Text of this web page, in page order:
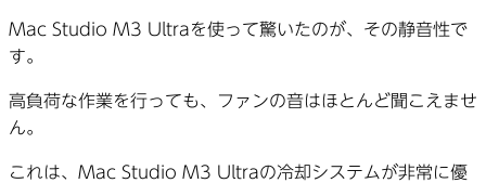
Mac Studio M3 Ultraを使って驚いたのが、その静音性で
す。
高負荷な作業を行っても、ファンの音はほとんど聞こえませ
ん。
これは、Mac Studio M3 Ultraの冷却システムが非常に優